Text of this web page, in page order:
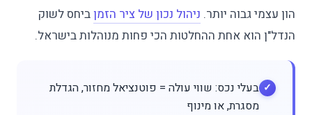
הון עצמי גבוה יותר. ניהול נכון של ציר הזמןביחס לשוק
הנדל"ן הוא אחת ההחלטות הכי פחות מנוהלות בישראל.
בעלי נכס: שווי עולה = פוטנציאל מחזור, הגדלת
מסגרת, או מינוף